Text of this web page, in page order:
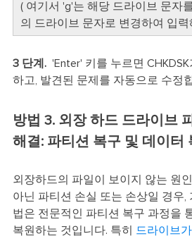
( 여기서 'g'는 해당 드라이브 문자
의 드라이브 문자로 변경하여 입력
3 단계. 'Enter' 키를 누르면
하고, 발견된 문제를 자동으로 수정
방법 3. 외장 하드 드라이브
해결: 파티션 복구 및 데이터
외장하드의 파일이 보이지 않는 원
아닌 파티션 손실 또는 손상일 경우,
법은 전문적인 파티션 복구 과정을
복원하는 것입니다. 특히 드라이브